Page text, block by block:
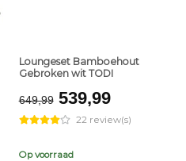
Loungeset Bamboehout
Gebroken wit TODI
649,99 Original
price
was:
€649,99.
539,99Current
price
is:
22 review(s)
Op voorraad